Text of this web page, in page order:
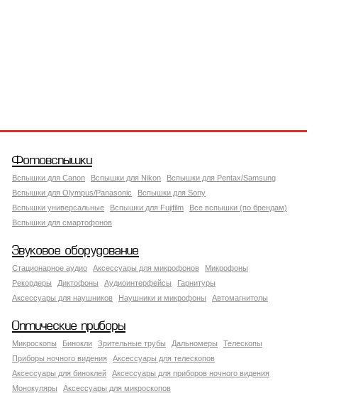
Фотовспышки
Вспышки для Canon Вспышки для Nikon
Вспышки для Pentax/Samsung
Вспышки для Olympus/Panasonic
Вспышки для Sony
Вспышки универсальные
Вспышки для Fujifilm
Все вспышки (по брендам)
Вспышки для смартофонов
Звуковое оборудование
Стационарное аудио Аксессуары для микрофонов
Микрофоны
Рекордеры
Диктофоны Аудиоинтерфейсы
Гарнитуры
Аксессуары для наушников
Наушники и микрофоны Автомагнитолы
Оптические приборы
Микроскопы Бинокли Зрительные трубы Дальномеры
Телескопы
Приборы ночного видения
Аксессуары для телескопов
Аксессуары для биноклей
Аксессуары для приборов ночного видения
Монокуляры
Аксессуары для микроскопов